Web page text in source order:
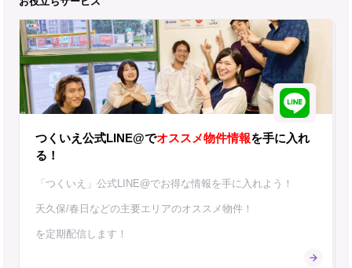
つくいえ公式LINE@でオススメ物件情報を手に入れ
る！
「つくいえ」公式LINE@でお得な情報を手に入れよう！
天久保/春日などの主要エリアのオススメ物件！
を定期配信します！